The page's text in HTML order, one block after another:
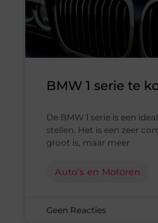
BMW 1 serie te
De BMW 1 serie is een
stellen. Het is een zeer
groot is, maar meer
Auto’s en Motoren
Geen Reacties